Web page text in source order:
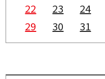
22
23 24
29
30 31